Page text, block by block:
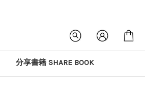
分享書籍 SHARE BOOK